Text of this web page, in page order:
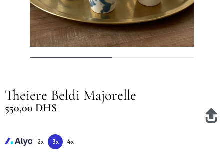
Theiere Beldi Majorelle
550,00 DHS
2x 3x
4x